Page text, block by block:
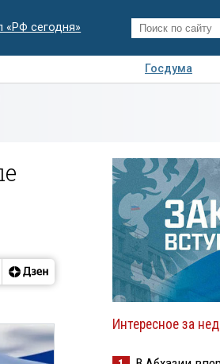
«РФ сегодня»
Госдума
Интересное за